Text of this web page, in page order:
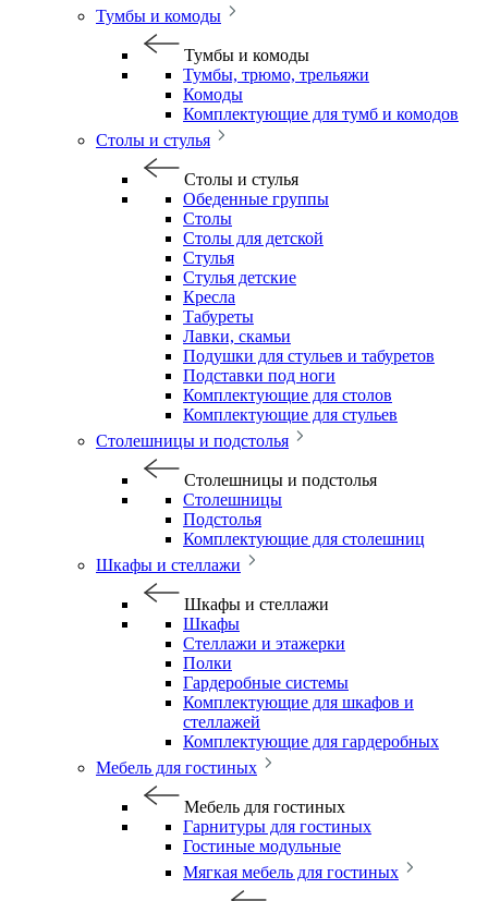
Тумбы и комоды
Тумбы и комоды
Тумбы, трюмо, трельяжи
Комоды
Комплектующие для тумб и комодов
Столы и стулья
Столы и стулья
Обеденные группы
Столы
Столы для детской
Стулья
Стулья детские
Кресла
Табуреты
Лавки, скамьи
Подушки для стульев и табуретов
Подставки под ноги
Комплектующие для столов
Комплектующие для стульев
Столешницы и подстолья
Столешницы и подстолья
Столешницы
Подстолья
Комплектующие для столешниц
Шкафы и стеллажи
Шкафы и стеллажи
Шкафы
Стеллажи и этажерки
Полки
Гардеробные системы
Комплектующие для шкафов и
стеллажей
Комплектующие для гардеробных
Мебель для гостиных
Мебель для гостиных
Гарнитуры для гостиных
Гостиные модульные
Мягкая мебель для гостиных